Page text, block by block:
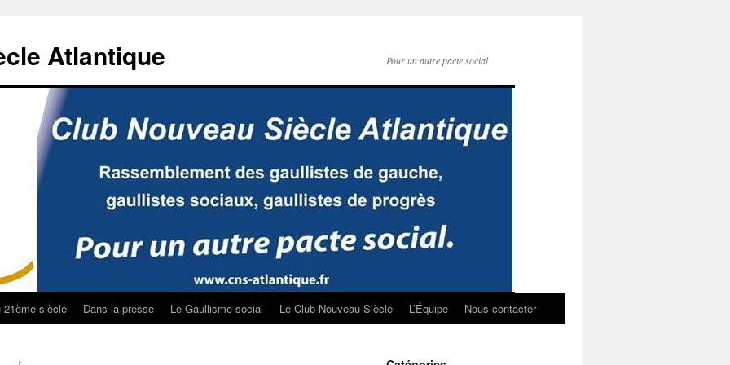
Atlantique Pour un autre pacte social
21ème siècle Dans la presse Le Gaullisme social Le Club Nouveau Siècle L’Équipe Nous contacter